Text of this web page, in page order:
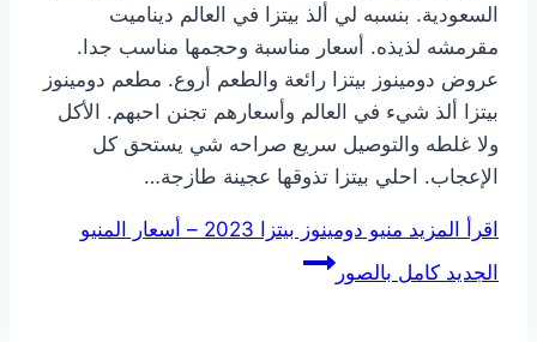
السعودية. بنسبه لي ألذ بيتزا في العالم ديناميت
مقرمشه لذيذه. أسعار مناسبة وحجمها مناسب جدا.
عروض دومينوز بيتزا رائعة والطعم أروع. مطعم دومينوز
بيتزا ألذ شيء في العالم وأسعارهم تجنن احبهم. الأكل
ولا غلطه والتوصيل سريع صراحه شي يستحق كل
الإعجاب. احلي بيتزا تذوقها عجينة طازجة…
اقرأ المزيد
منيو دومينوز بيتزا 2023 – أسعار المنيو
الجديد كامل بالصور